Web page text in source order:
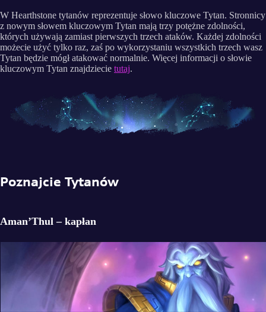
W Hearthstone tytanów reprezentuje słowo kluczowe Tytan. Stronnicy
z nowym słowem kluczowym Tytan mają trzy potężne zdolności,
których używają zamiast pierwszych trzech ataków. Każdej zdolności
możecie użyć tylko raz, zaś po wykorzystaniu wszystkich trzech wasz
Tytan będzie mógł atakować normalnie. Więcej informacji o słowie
kluczowym Tytan znajdziecie tutaj.
Poznajcie Tytanów
Aman’Thul – kapłan